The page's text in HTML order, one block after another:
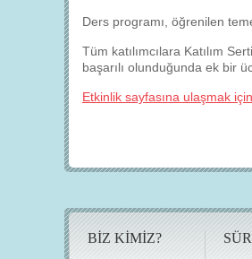
Ders programı, öğrenilen
Tüm katılımcılara Katılım
başarılı olunduğunda ek bir
Etkinlik sayfasına ulaşmak için
BİZ KİMİZ?